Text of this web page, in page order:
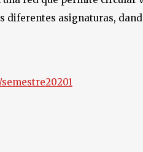
diferentes asignaturas,